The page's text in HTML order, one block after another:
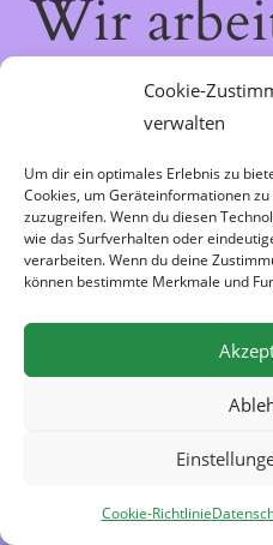
Cookie-
verwalten
Um dir ein optimales Erlebnis zu
Cookies, um Geräteinformationen
zuzugreifen. Wenn du diesen
wie das Surfverhalten oder
verarbeiten. Wenn du deine
können bestimmte Merkmale und
Cookie-Richtlinie
Wir
schau